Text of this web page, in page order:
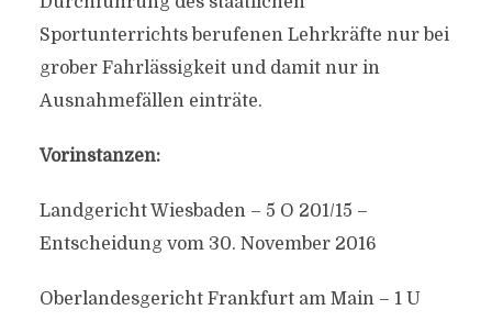
Sportunterrichts berufenen Lehrkräfte nur bei
grober Fahrlässigkeit und damit nur in
Ausnahmefällen einträte.
Vorinstanzen:
Landgericht Wiesbaden – 5 O 201/15 –
Entscheidung vom 30. November 2016
Oberlandesgericht Frankfurt am Main – 1 U